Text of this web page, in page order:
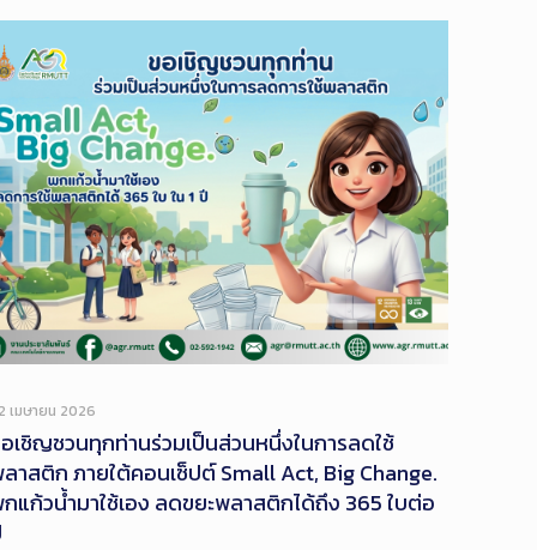
เมษายน 2026
เชิญชวนทุกท่านร่วมเป็นส่วนหนึ่งในการลดใช้
าสติก ภายใต้คอนเซ็ปต์ Small Act, Big Change.
แก้วน้ำมาใช้เอง ลดขยะพลาสติกได้ถึง 365 ใบต่อ